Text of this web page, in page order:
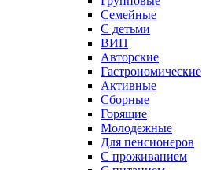
Семейные
С детьми
ВИП
Авторские
Гастрономические
Активные
Сборные
Горящие
Молодежные
Для пенсионеров
С проживанием